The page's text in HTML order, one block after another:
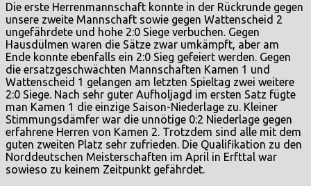
Die erste Herrenmannschaft konnte in der Rückrunde gegen
unsere zweite Mannschaft sowie gegen Wattenscheid 2
ungefährdete und hohe 2:0 Siege verbuchen. Gegen
Hausdülmen waren die Sätze zwar umkämpft, aber am
Ende konnte ebenfalls ein 2:0 Sieg gefeiert werden. Gegen
die ersatzgeschwächten Mannschaften Kamen 1 und
Wattenscheid 1 gelangen am letzten Spieltag zwei weitere
2:0 Siege. Nach sehr guter Aufholjagd im ersten Satz fügte
man Kamen 1 die einzige Saison-Niederlage zu. Kleiner
Stimmungsdämfer war die unnötige 0:2 Niederlage gegen
erfahrene Herren von Kamen 2. Trotzdem sind alle mit dem
guten zweiten Platz sehr zufrieden. Die Qualifikation zu den
Norddeutschen Meisterschaften im April in Erfttal war
sowieso zu keinem Zeitpunkt gefährdet.